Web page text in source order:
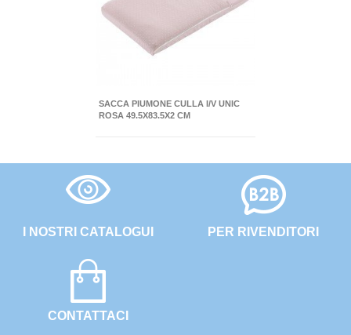
SACCA PIUMONE CULLA I/V UNIC
ROSA 49.5X83.5X2 CM
I NOSTRI CATALOGUI
CONTATTACI
PER RIVENDITORI